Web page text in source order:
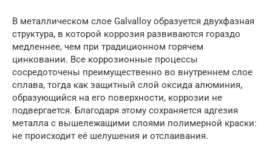
В металлическом слое Galvalloy образуется двухфазная
структура, в которой коррозия развиваются гораздо
медленнее, чем при традиционном горячем
цинковании. Все коррозионные процессы
сосредоточены преимущественно во внутреннем слое
сплава, тогда как защитный слой оксида алюминия,
образующийся на его поверхности, коррозии не
подвергается. Благодаря этому сохраняется адгезия
металла с вышележащими слоями полимерной краски:
не происходит её шелушения и отслаивания.